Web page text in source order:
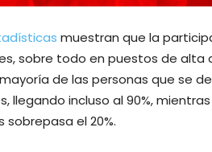
muestran que la
sobre todo en puestos de alta
de las personas que se
llegando incluso al 90%,
sobrepasa el 20%.